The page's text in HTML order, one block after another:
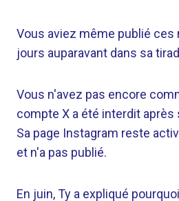
Vous aviez même publié ces
jours auparavant dans sa
Vous n'avez pas encore
compte X a été interdit après
Sa page Instagram reste
et n'a pas publié.
En juin, Ty a expliqué